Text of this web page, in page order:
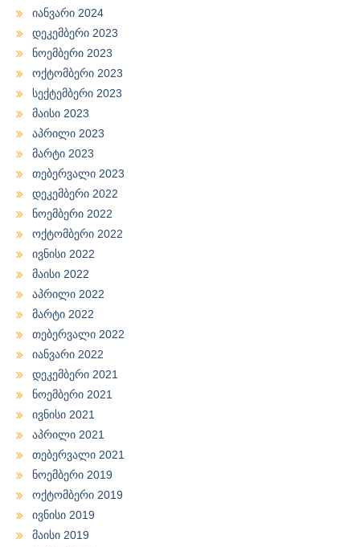
იანვარი 2024
დეკემბერი 2023
ნოემბერი 2023
ოქტომბერი 2023
სექტემბერი 2023
მაისი 2023
აპრილი 2023
მარტი 2023
თებერვალი 2023
დეკემბერი 2022
ნოემბერი 2022
ოქტომბერი 2022
ივნისი 2022
მაისი 2022
აპრილი 2022
მარტი 2022
თებერვალი 2022
იანვარი 2022
დეკემბერი 2021
ნოემბერი 2021
ივნისი 2021
აპრილი 2021
თებერვალი 2021
ნოემბერი 2019
ოქტომბერი 2019
ივნისი 2019
მაისი 2019